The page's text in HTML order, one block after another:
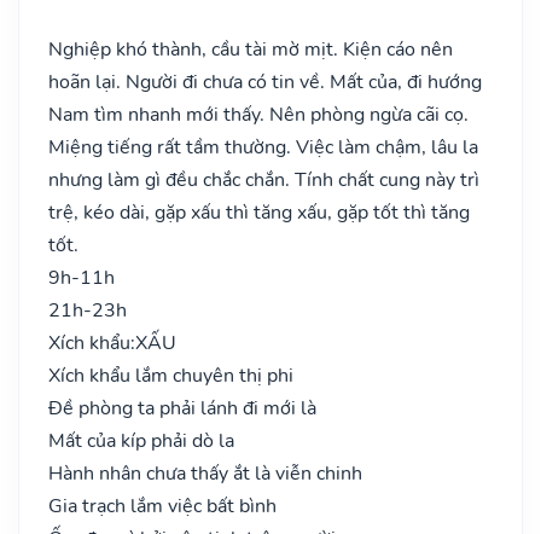
Nghiệp khó thành, cầu tài mờ mịt. Kiện cáo nên
hoãn lại. Người đi chưa có tin về. Mất của, đi hướng
Nam tìm nhanh mới thấy. Nên phòng ngừa cãi cọ.
Miệng tiếng rất tầm thường. Việc làm chậm, lâu la
nhưng làm gì đều chắc chắn. Tính chất cung này trì
trệ, kéo dài, gặp xấu thì tăng xấu, gặp tốt thì tăng
tốt.
9h-11h
21h-23h
Xích khẩu:XẤU
Xích khẩu lắm chuyên thị phi
Đề phòng ta phải lánh đi mới là
Mất của kíp phải dò la
Hành nhân chưa thấy ắt là viễn chinh
Gia trạch lắm việc bất bình